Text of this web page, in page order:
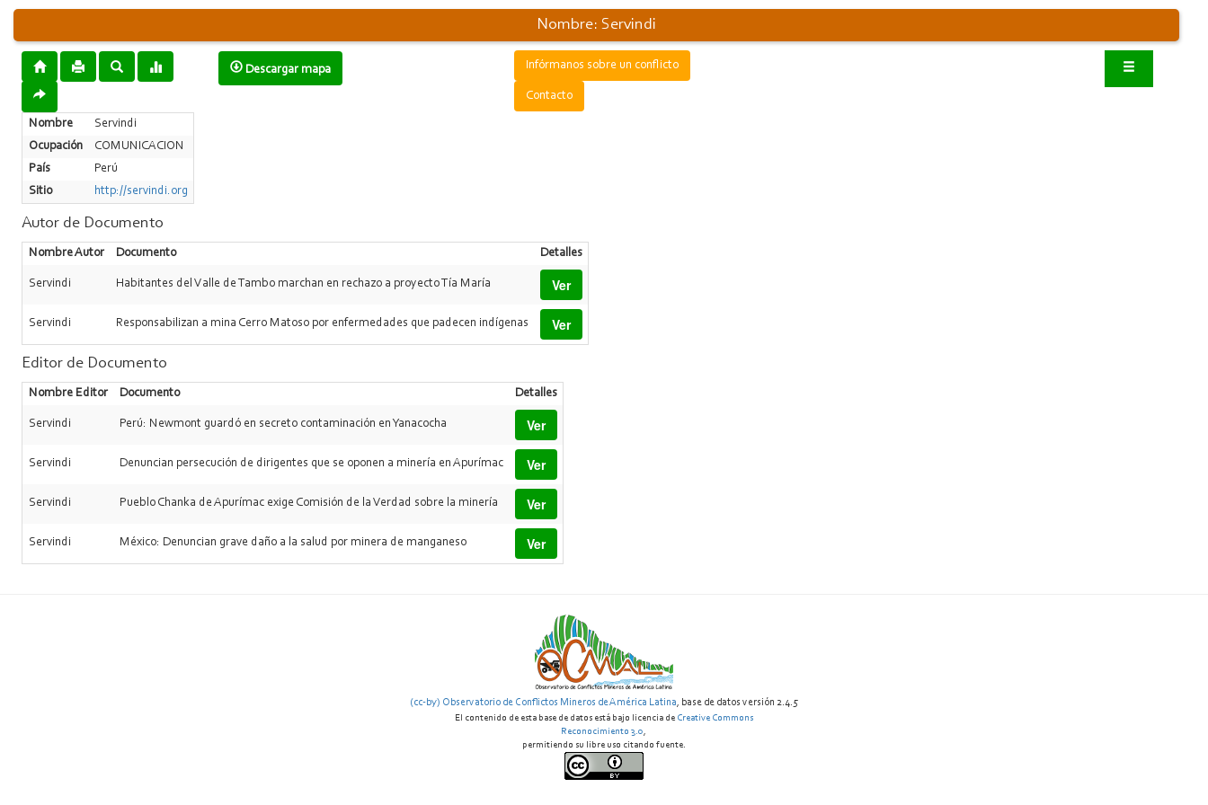
Nombre: Servindi
Descargar mapa Infórmanos sobre un conflicto
Contacto
Nombre
Servindi
Ocupación
COMUNICACION
País
Perú
Sitio
http://servindi.org
Autor de Documento
Nombre Autor Documento Detalles
Servindi Habitantes del Valle de Tambo marchan en rechazo a proyecto Tía María Ver
Servindi Responsabilizan a mina Cerro Matoso por enfermedades que padecen indígenas Ver
Editor de Documento
Nombre Editor Documento Detalles
Servindi Perú: Newmont guardó en secreto contaminación en Yanacocha Ver
Servindi Denuncian persecución de dirigentes que se oponen a minería en Apurímac Ver
Servindi Pueblo Chanka de Apurímac exige Comisión de la Verdad sobre la minería Ver
Servindi México: Denuncian grave daño a la salud por minera de manganeso Ver
(cc-by) Observatorio de Conflictos Mineros de América Latina, base de datos versión 2.4.5
El contenido de esta base de datos está bajo licencia de Creative Commons
Reconocimiento 3.0,
permitiendo su libre uso citando fuente.